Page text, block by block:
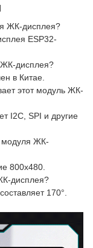
ЖК-дисплея?
ESP32-
ЖК-дисплея?
в Китае.
этот модуль ЖК-
I2C, SPI и другие
модуля ЖК-
800x480.
дисплея?
170°.